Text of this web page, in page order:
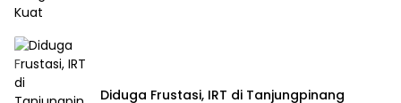
Diduga Frustasi, IRT di Tanjungpinang